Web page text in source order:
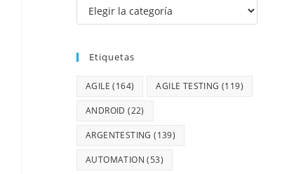
Etiquetas
AGILE (164) AGILE TESTING (119)
ANDROID (22)
ARGENTESTING (139)
AUTOMATION (53)